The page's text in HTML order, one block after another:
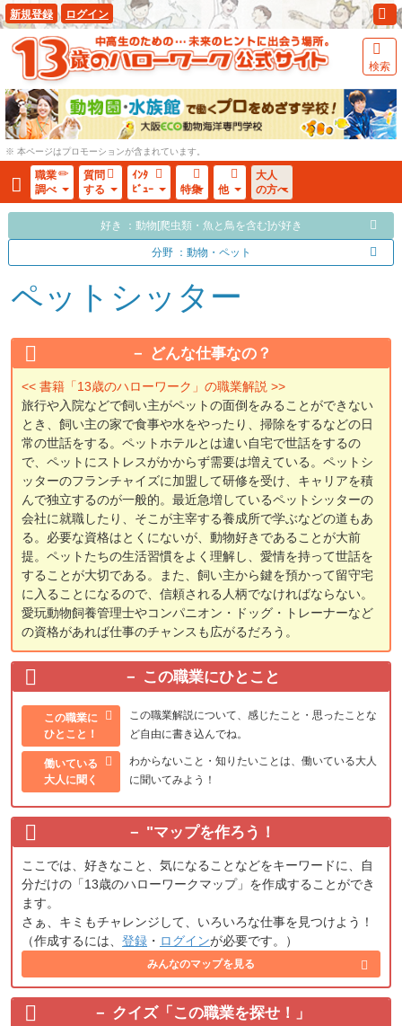
新規登録 ログイン
検索
※ 本ページはプロモーションが含まれています。
職業
調べ
質問
する
ｲﾝﾀ
ﾋﾞｭｰ
特集 他
大人
の方へ
好き ：動物[爬虫類・魚と鳥を含む]が好き
分野 ：動物・ペット
ペットシッター
どんな仕事なの？
<< 書籍「13歳のハローワーク」の職業解説 >>
旅行や入院などで飼い主がペットの面倒をみることができない
とき、飼い主の家で食事や水をやったり、掃除をするなどの日
常の世話をする。ペットホテルとは違い自宅で世話をするの
で、ペットにストレスがかからず需要は増えている。ペットシ
ッターのフランチャイズに加盟して研修を受け、キャリアを積
んで独立するのが一般的。最近急増しているペットシッターの
会社に就職したり、そこが主宰する養成所で学ぶなどの道もあ
る。必要な資格はとくにないが、動物好きであることが大前
提。ペットたちの生活習慣をよく理解し、愛情を持って世話を
することが大切である。また、飼い主から鍵を預かって留守宅
に入ることになるので、信頼される人柄でなければならない。
愛玩動物飼養管理士やコンパニオン・ドッグ・トレーナーなど
の資格があれば仕事のチャンスも広がるだろう。
この職業にひとこと
この職業に
ひとこと！
この職業解説について、感じたこと・思ったことな
ど自由に書き込んでね。
働いている
大人に聞く
わからないこと・知りたいことは、働いている大人
に聞いてみよう！
"マップを作ろう！
ここでは、好きなこと、気になることなどをキーワードに、自
分だけの「13歳のハローワークマップ」を作成することができ
ます。
さぁ、キミもチャレンジして、いろいろな仕事を見つけよう！
（作成するには、 登録 ・ ログインが必要です。）
みんなのマップを見る
クイズ「この職業を探せ！」